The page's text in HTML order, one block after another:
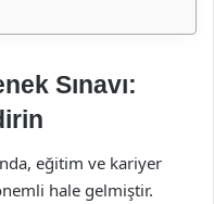
Sınavı:
eğitim ve kariyer
hale gelmiştir.